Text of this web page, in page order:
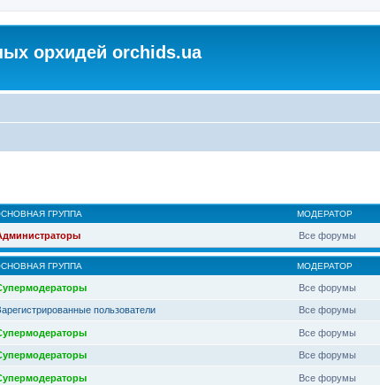
орхидей orchids.ua
ГРУППА МОДЕРАТОР
Все форумы
ГРУППА МОДЕРАТОР
Все форумы
пользователи
Все форумы
Все форумы
Все форумы
Все форумы